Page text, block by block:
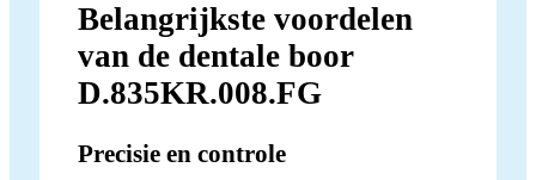
Belangrijkste voordelen
van de dentale boor
D.835KR.008.FG
Precisie en controle